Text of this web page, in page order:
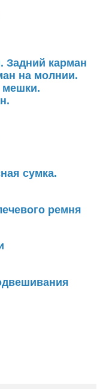
Задний карман
на молнии.
мешки.
сумка.
ремня